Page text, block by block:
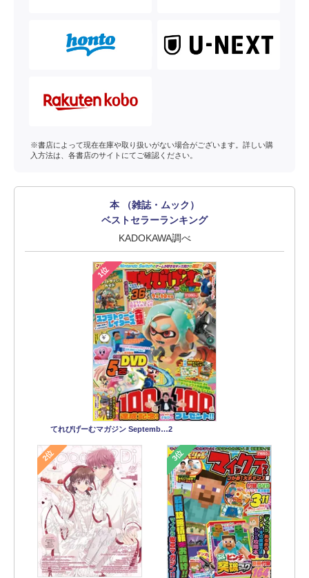
※書店によって現在在庫や取り扱いがない場合がございます。詳しい購
入方法は、各書店のサイトにてご確認ください。
本 （雑誌・ムック）
ベストセラーランキング
KADOKAWA調べ
1位
てれびげーむマガジン Septemb…2
2位 3位